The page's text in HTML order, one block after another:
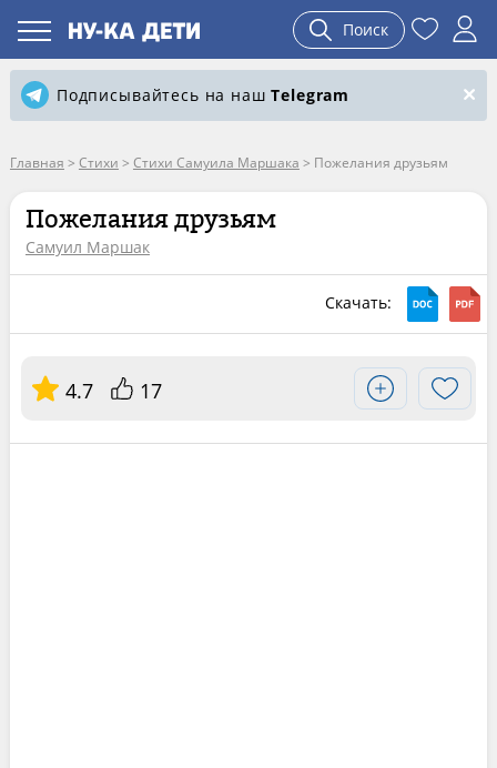
Поиск
Подписывайтесь на нашTelegram
Главная > Стихи > Стихи Самуила Маршака > Пожелания друзьям
Пожелания друзьям
Самуил Маршак
Скачать:
4.7 17